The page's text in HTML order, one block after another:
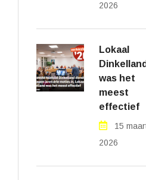
2026
Lokaal
was het
meest
effectief
15
2026